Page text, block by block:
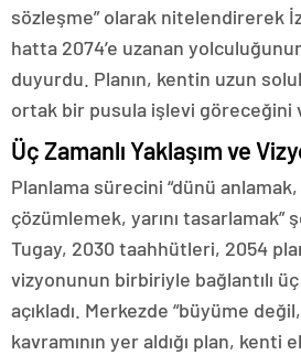
sözleşme” olarak nitelendirerek
hatta 2074’e uzanan yolculuğunun
duyurdu. Planın, kentin uzun
ortak bir pusula işlevi göreceğini
Üç Zamanlı Yaklaşım ve
Planlama sürecini “dünü
çözümlemek, yarını tasarlamak”
Tugay, 2030 taahhütleri, 2054
vizyonunun birbiriyle bağlantılı
açıkladı. Merkezde “büyüme
kavramının yer aldığı plan, kenti